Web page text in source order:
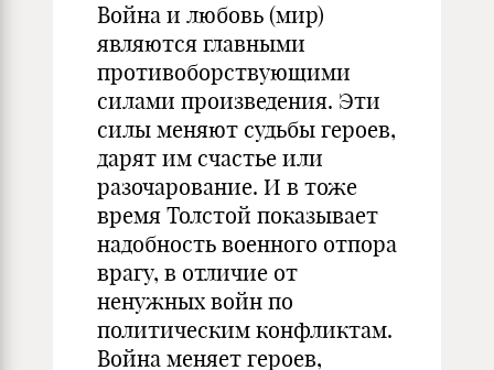
Война и любовь (мир)
являются главными
противоборствующими
силами произведения. Эти
силы меняют судьбы героев,
дарят им счастье или
разочарование. И в тоже
время Толстой показывает
надобность военного отпора
врагу, в отличие от
ненужных войн по
политическим конфликтам.
Война меняет героев,